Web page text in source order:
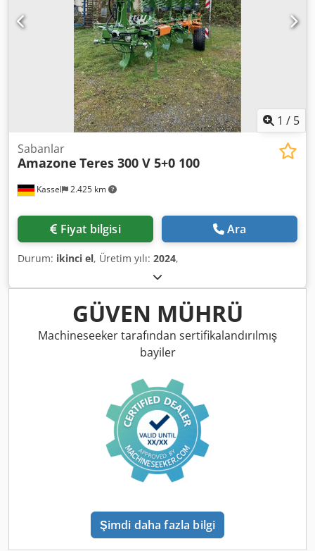
1 / 5
Kassel 2.425 km
Sabanlar
Amazone Teres 300 V 5+0 100
Fiyat bilgisi Ara
Durum: ikinci el, Üretim yılı: 2024,
GÜVEN MÜHRÜ
Machineseeker tarafından sertifikalandırılmış
bayiler
Şimdi daha fazla bilgi